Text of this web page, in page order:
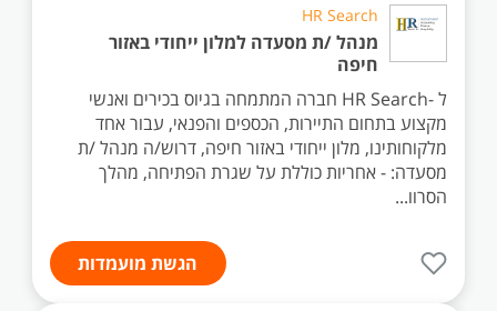
HR Search
מנהל /ת מסעדה למלון ייחודי באזור
חיפה
ל -HR Search חברה המתמחה בגיוס בכירים ואנשי
מקצוע בתחום התיירות, הכספים והפנאי, עבור אחד
מלקוחותינו, מלון ייחודי באזור חיפה, דרוש/ה מנהל /ת
מסעדה: - אחריות כוללת על שגרת הפתיחה, מהלך
הסרוו...
הגשת מועמדות